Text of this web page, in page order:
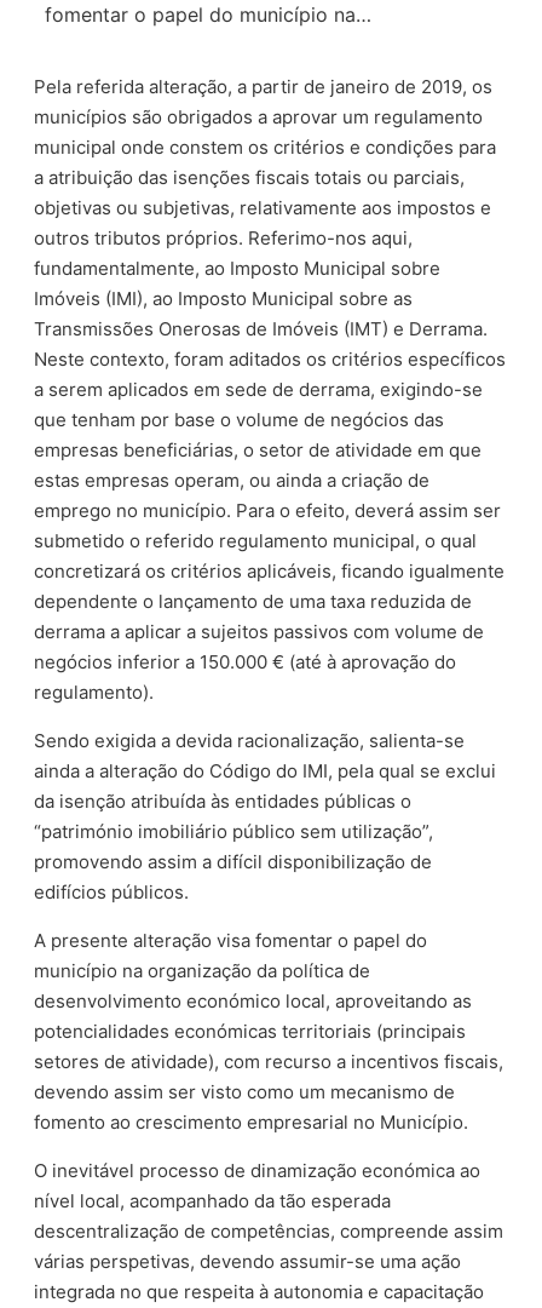
fomentar o papel do município na…
Pela referida alteração, a partir de janeiro de 2019, os
municípios são obrigados a aprovar um regulamento
municipal onde constem os critérios e condições para
a atribuição das isenções fiscais totais ou parciais,
objetivas ou subjetivas, relativamente aos impostos e
outros tributos próprios. Referimo-nos aqui,
fundamentalmente, ao Imposto Municipal sobre
Imóveis (IMI), ao Imposto Municipal sobre as
Transmissões Onerosas de Imóveis (IMT) e Derrama.
Neste contexto, foram aditados os critérios específicos
a serem aplicados em sede de derrama, exigindo-se
que tenham por base o volume de negócios das
empresas beneficiárias, o setor de atividade em que
estas empresas operam, ou ainda a criação de
emprego no município. Para o efeito, deverá assim ser
submetido o referido regulamento municipal, o qual
concretizará os critérios aplicáveis, ficando igualmente
dependente o lançamento de uma taxa reduzida de
derrama a aplicar a sujeitos passivos com volume de
negócios inferior a 150.000 € (até à aprovação do
regulamento).
Sendo exigida a devida racionalização, salienta-se
ainda a alteração do Código do IMI, pela qual se exclui
da isenção atribuída às entidades públicas o
“património imobiliário público sem utilização”,
promovendo assim a difícil disponibilização de
edifícios públicos.
A presente alteração visa fomentar o papel do
município na organização da política de
desenvolvimento económico local, aproveitando as
potencialidades económicas territoriais (principais
setores de atividade), com recurso a incentivos fiscais,
devendo assim ser visto como um mecanismo de
fomento ao crescimento empresarial no Município.
O inevitável processo de dinamização económica ao
nível local, acompanhado da tão esperada
descentralização de competências, compreende assim
várias perspetivas, devendo assumir-se uma ação
integrada no que respeita à autonomia e capacitação